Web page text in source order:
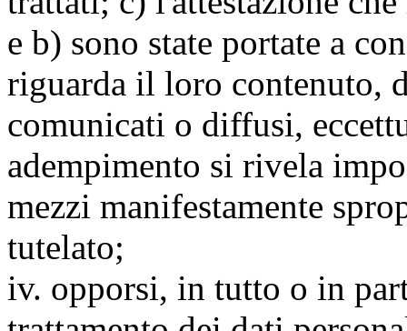
e b) sono state portate a
riguarda il loro contenuto,
comunicati o diffusi,
adempimento si rivela
mezzi manifestamente
tutelato;
iv. opporsi, in tutto o in